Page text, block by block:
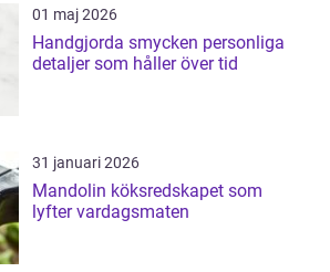
01 maj 2026
Handgjorda smycken personliga
detaljer som håller över tid
31 januari 2026
Mandolin köksredskapet som
lyfter vardagsmaten